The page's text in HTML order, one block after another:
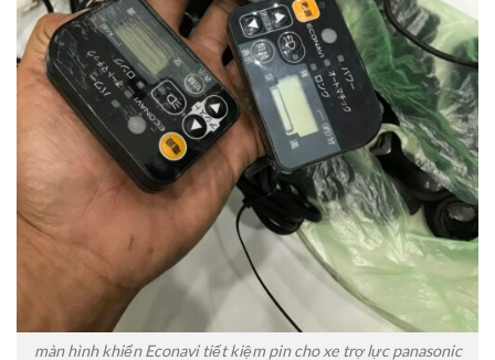
màn hình khiển Econavi tiết kiệm pin cho xe trợ lực panasonic